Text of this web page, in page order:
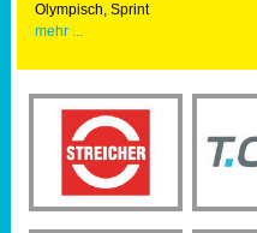
Run
Olympisch, Sprint
mehr ...